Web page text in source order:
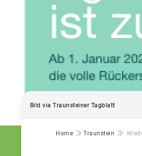
Bild via Traunsteiner Tagblatt
Pfadnavigation
Home Traunstein